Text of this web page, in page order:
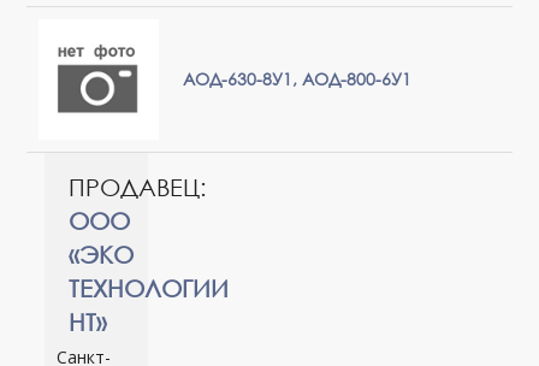
АОД-630-8У1, АОД-800-6У1
ПРОДАВЕЦ:
ООО
«ЭКО
ТЕХНОЛОГИИ
НТ»
Санкт-